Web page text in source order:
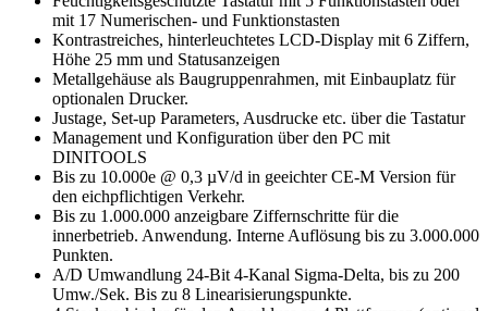
mit 17 Numerischen- und Funktionstasten
Kontrastreiches, hinterleuchtetes LCD-Display mit 6 Ziffern,
Höhe 25 mm und Statusanzeigen
Metallgehäuse als Baugruppenrahmen, mit Einbauplatz für
optionalen Drucker.
Justage, Set-up Parameters, Ausdrucke etc. über die Tastatur
Management und Konfiguration über den PC mit
DINITOOLS
Bis zu 10.000e @ 0,3 µV/d in geeichter CE-M Version für
den eichpflichtigen Verkehr.
Bis zu 1.000.000 anzeigbare Ziffernschritte für die
innerbetrieb. Anwendung. Interne Auflösung bis zu 3.000.000
Punkten.
A/D Umwandlung 24-Bit 4-Kanal Sigma-Delta, bis zu 200
Umw./Sek. Bis zu 8 Linearisierungspunkte.